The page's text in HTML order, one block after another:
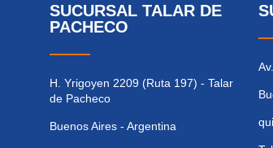
SUCURSAL TALAR DE
PACHECO
H. Yrigoyen 2209 (Ruta 197) - Talar
de Pacheco
Buenos Aires - Argentina